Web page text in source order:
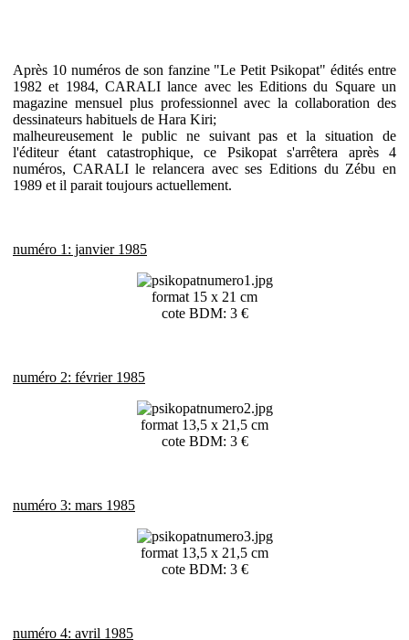
Après 10 numéros de son fanzine "Le Petit Psikopat" édités entre
1982 et 1984, CARALI lance avec les Editions du Square un
magazine mensuel plus professionnel avec la collaboration des
dessinateurs habituels de Hara Kiri;
malheureusement le public ne suivant pas et la situation de
l'éditeur étant catastrophique, ce Psikopat s'arrêtera après 4
numéros, CARALI le relancera avec ses Editions du Zébu en
1989 et il parait toujours actuellement.
numéro 1: janvier 1985
format 15 x 21 cm
cote BDM: 3 €
numéro 2: février 1985
format 13,5 x 21,5 cm
cote BDM: 3 €
numéro 3: mars 1985
format 13,5 x 21,5 cm
cote BDM: 3 €
numéro 4: avril 1985